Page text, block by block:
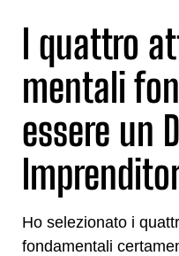
I quattro
mentali
essere un
Ho selezionato i
fondamentali